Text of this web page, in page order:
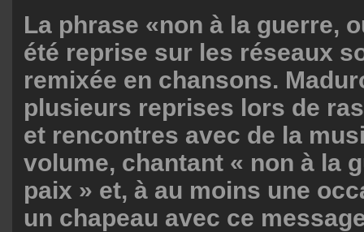
La phrase «non à la guerre,
été reprise sur les réseaux
remixée en chansons.
plusieurs reprises lors de
et rencontres avec de la
volume, chantant « non à la
paix » et, à au moins une
un chapeau avec ce